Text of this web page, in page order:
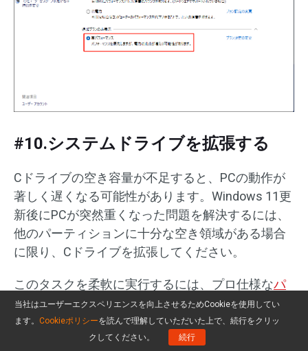
#10.システムドライブを拡張する
Cドライブの空き容量が不足すると、PCの動作が
著しく遅くなる可能性があります。Windows 11更
新後にPCが突然重くなった問題を解決するには、
他のパーティションに十分な空き領域がある場合
に限り、Cドライブを拡張してください。
このタスクを柔軟に実行するには、プロ仕様なパ
ーティション管理ツール「MiniTool Partition
Wizard」をおすすめします。その「拡張」機能を
使えば、別のドライブや未割り当て領域から空き
当社はユーザーエクスペリエンスを向上させるためCookieを使用してい
ます。 Cookieポリシーを読んで理解していただいた上で、続行をクリッ
クしてください。
続行